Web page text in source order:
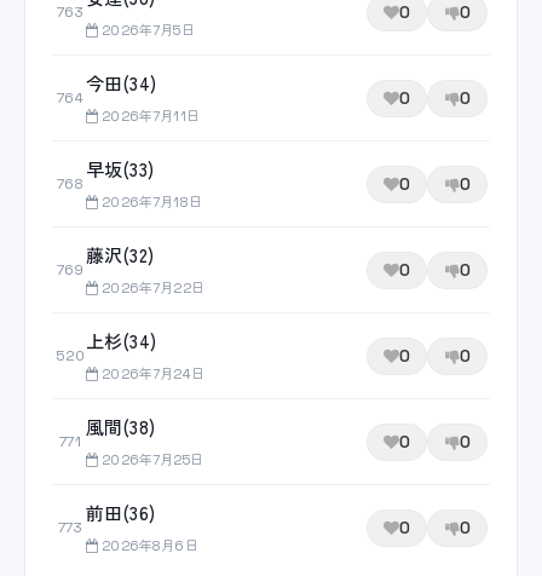
763
2026年7月5日
0 0
764
今田(34)
2026年7月11日
0 0
768
早坂(33)
2026年7月18日
0 0
769
藤沢(32)
2026年7月22日
0 0
520
上杉(34)
2026年7月24日
0 0
771
風間(38)
2026年7月25日
0 0
773
前田(36)
2026年8月6日
0 0